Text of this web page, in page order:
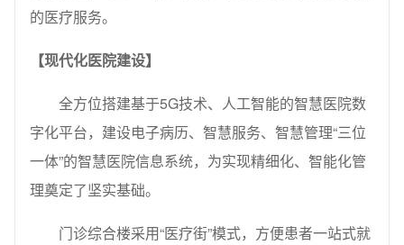
的医疗服务。
【现代化医院建设】
全方位搭建基于5G技术、人工智能的智慧医院数
字化平台，建设电子病历、智慧服务、智慧管理“三位
一体”的智慧医院信息系统，为实现精细化、智能化管
理奠定了坚实基础。
门诊综合楼采用“医疗街”模式，方便患者一站式就